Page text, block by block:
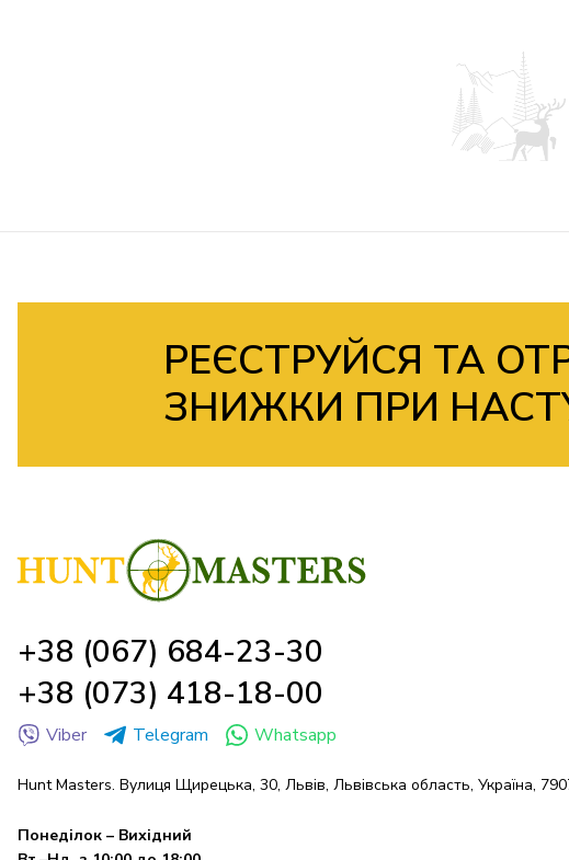
РЕЄСТРУЙСЯ ТА
ЗНИЖКИ ПРИ
+38 (067) 684-23-30
+38 (073) 418-18-00
Viber Telegram Whatsapp
Hunt Masters. Вулиця Щирецька, 30, Львів, Львівська область, Україна,
Понеділок – Вихідний